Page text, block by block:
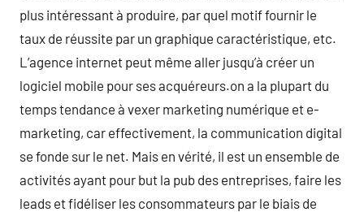
plus intéressant à produire, par quel motif fournir le
taux de réussite par un graphique caractéristique, etc.
L’agence internet peut même aller jusqu’à créer un
logiciel mobile pour ses acquéreurs.on a la plupart du
temps tendance à vexer marketing numérique et e-
marketing, car effectivement, la communication digital
se fonde sur le net. Mais en vérité, il est un ensemble de
activités ayant pour but la pub des entreprises, faire les
leads et fidéliser les consommateurs par le biais de